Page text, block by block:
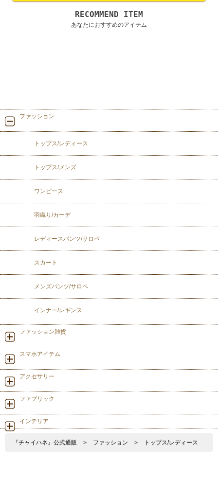
RECOMMEND ITEM
あなたにおすすめのアイテム
ファッション
トップス/レディース
トップス/メンズ
ワンピース
羽織り/カーデ
レディースパンツ/サロペ
スカート
メンズパンツ/サロペ
インナー/レギンス
ファッション雑貨
スマホアイテム
アクセサリー
ファブリック
インテリア
『チャイハネ』公式通販 > ファッション > トップス/レディース